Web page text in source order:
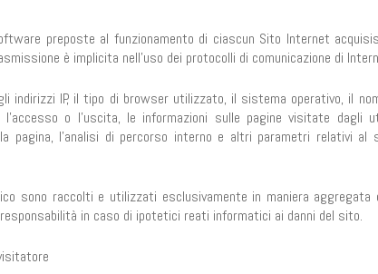
preposte al funzionamento di ciascun Sito Internet
è implicita nell’uso dei protocolli di comunicazione di
indirizzi IP, il tipo di browser utilizzato, il sistema operativo, il
o l’uscita, le informazioni sulle pagine visitate dagli
pagina, l’analisi di percorso interno e altri parametri relativi al
sono raccolti e utilizzati esclusivamente in maniera aggregata
in caso di ipotetici reati informatici ai danni del sito.